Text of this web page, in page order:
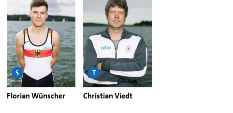
Florian Wünscher
S
Christian Viedt
T